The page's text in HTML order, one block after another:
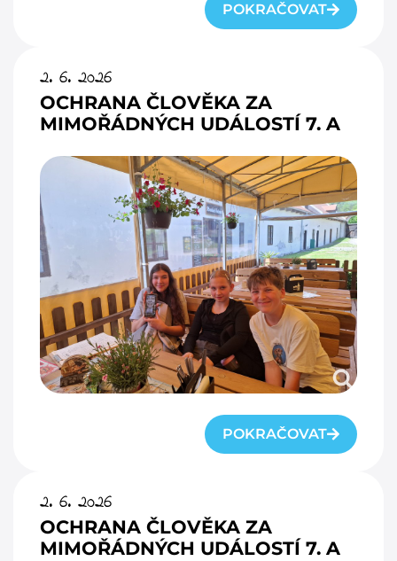
POKRAČOVAT
2. 6. 2026
OCHRANA ČLOVĚKA ZA
MIMOŘÁDNÝCH UDÁLOSTÍ 7. A
POKRAČOVAT
2. 6. 2026
OCHRANA ČLOVĚKA ZA
MIMOŘÁDNÝCH UDÁLOSTÍ 7. A